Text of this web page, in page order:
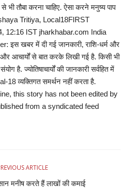
तौबा करना चाहिए. ऐसा करने मनुष्य पाप
Tritiya, Local18FIRST
12:16 IST jharkhabar.com India
इस खबर में दी गई जानकारी, राशि-धर्म और
और आचार्यों से बात करके लिखी गई है. किसी भी
है. ज्योतिषाचार्यों की जानकारी सर्वहित में
18 व्यक्तिगत समर्थन नहीं करता है.
this story has not been edited by
from a syndicated feed
ARTICLE
मनीष करते हैं लाखों की कमाई